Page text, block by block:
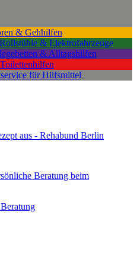
& Gehhilfen
Rollstühle & Elektrofahrzeuge
& Alltagshilfen
für Hilfsmittel